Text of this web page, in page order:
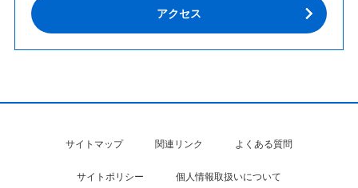
アクセス
サイトマップ 関連リンク よくある質問
サイトポリシー 個人情報取扱いについて